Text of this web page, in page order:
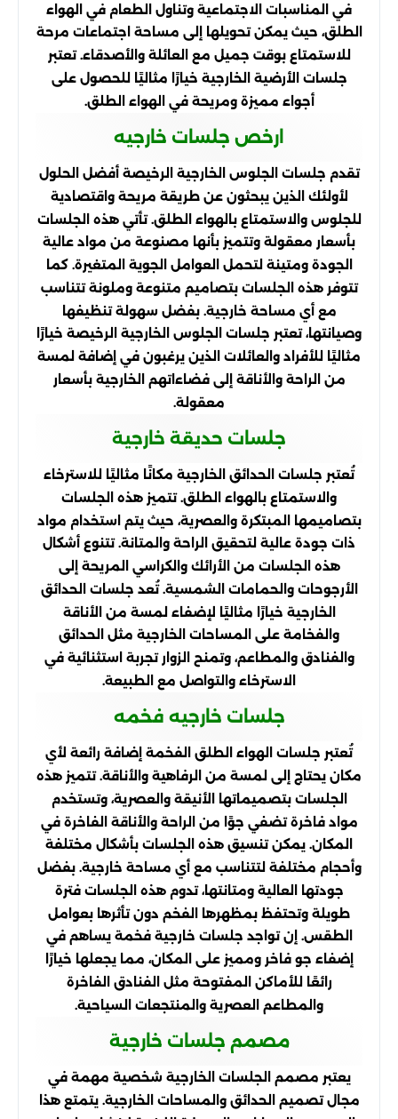
في المناسبات الاجتماعية وتناول الطعام في الهواء
الطلق، حيث يمكن تحويلها إلى مساحة اجتماعات مرحة
للاستمتاع بوقت جميل مع العائلة والأصدقاء. تعتبر
جلسات الأرضية الخارجية خيارًا مثاليًا للحصول على
أجواء مميزة ومريحة في الهواء الطلق.
ارخص جلسات خارجيه
تقدم جلسات الجلوس الخارجية الرخيصة أفضل الحلول
لأولئك الذين يبحثون عن طريقة مريحة واقتصادية
للجلوس والاستمتاع بالهواء الطلق. تأتي هذه الجلسات
بأسعار معقولة وتتميز بأنها مصنوعة من مواد عالية
الجودة ومتينة لتحمل العوامل الجوية المتغيرة. كما
تتوفر هذه الجلسات بتصاميم متنوعة وملونة تتناسب
مع أي مساحة خارجية. بفضل سهولة تنظيفها
وصيانتها، تعتبر جلسات الجلوس الخارجية الرخيصة خيارًا
مثاليًا للأفراد والعائلات الذين يرغبون في إضافة لمسة
من الراحة والأناقة إلى فضاءاتهم الخارجية بأسعار
معقولة.
جلسات حديقة خارجية
تُعتبر جلسات الحدائق الخارجية مكانًا مثاليًا للاسترخاء
والاستمتاع بالهواء الطلق. تتميز هذه الجلسات
بتصاميمها المبتكرة والعصرية، حيث يتم استخدام مواد
ذات جودة عالية لتحقيق الراحة والمتانة. تتنوع أشكال
هذه الجلسات من الأرائك والكراسي المريحة إلى
الأرجوحات والحمامات الشمسية. تُعد جلسات الحدائق
الخارجية خيارًا مثاليًا لإضفاء لمسة من الأناقة
والفخامة على المساحات الخارجية مثل الحدائق
والفنادق والمطاعم، وتمنح الزوار تجربة استثنائية في
الاسترخاء والتواصل مع الطبيعة.
جلسات خارجيه فخمه
تُعتبر جلسات الهواء الطلق الفخمة إضافة رائعة لأي
مكان يحتاج إلى لمسة من الرفاهية والأناقة. تتميز هذه
الجلسات بتصميماتها الأنيقة والعصرية، وتستخدم
مواد فاخرة تضفي جوًا من الراحة والأناقة الفاخرة في
المكان. يمكن تنسيق هذه الجلسات بأشكال مختلفة
وأحجام مختلفة لتتناسب مع أي مساحة خارجية. بفضل
جودتها العالية ومتانتها، تدوم هذه الجلسات فترة
طويلة وتحتفظ بمظهرها الفخم دون تأثرها بعوامل
الطقس. إن تواجد جلسات خارجية فخمة يساهم في
إضفاء جو فاخر ومميز على المكان، مما يجعلها خيارًا
رائعًا للأماكن المفتوحة مثل الفنادق الفاخرة
والمطاعم العصرية والمنتجعات السياحية.
مصمم جلسات خارجية
يعتبر مصمم الجلسات الخارجية شخصية مهمة في
مجال تصميم الحدائق والمساحات الخارجية. يتمتع هذا